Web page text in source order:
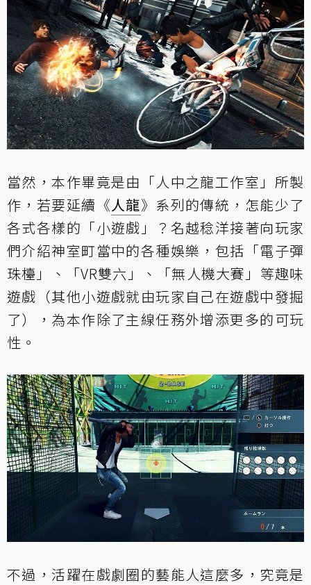
當然，本作畢竟是由「人中之龍工作室」所製
作，若要延續《人龍》系列的傳統，怎能少了
各式各樣的「小遊戲」？名越稔洋接著向玩家
們介紹神室町當中的各種娛樂，包括「電子彈
珠檯」、「VR雙六」、「無人機大賽」等趣味
遊戲（其他小遊戲就由玩家自己在遊戲中發掘
了），為本作除了主線任務外增添更多的可玩
性。
不過，活躍在戲劇圈的藝能人這麼多，究竟是